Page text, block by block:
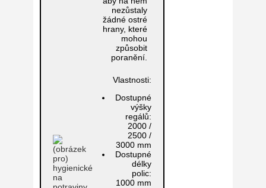
nezůstaly
žádné ostré
hrany, které
mohou
způsobit
poranění.
Vlastnosti:
Dostupné
výšky
regálů:
2000 /
2500 /
3000 mm
Dostupné
délky
polic:
1000 mm